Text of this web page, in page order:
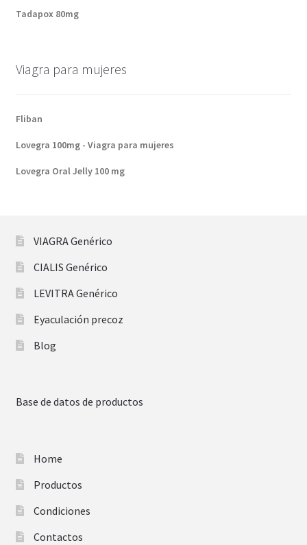
Tadapox 80mg
Viagra para mujeres
Fliban
Lovegra 100mg - Viagra para mujeres
Lovegra Oral Jelly 100 mg
VIAGRA Genérico
CIALIS Genérico
LEVITRA Genérico
Eyaculación precoz
Blog
Base de datos de productos
Home
Productos
Condiciones
Contactos